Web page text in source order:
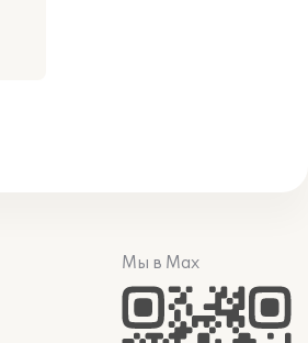
Мы в Max